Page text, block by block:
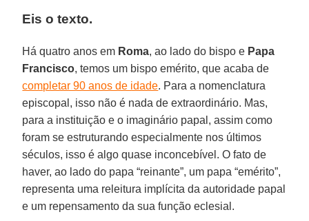
Eis o texto.
Há quatro anos em Roma, ao lado do bispo e Papa
Francisco, temos um bispo emérito, que acaba de
completar 90 anos de idade. Para a nomenclatura
episcopal, isso não é nada de extraordinário. Mas,
para a instituição e o imaginário papal, assim como
foram se estruturando especialmente nos últimos
séculos, isso é algo quase inconcebível. O fato de
haver, ao lado do papa “reinante”, um papa “emérito”,
representa uma releitura implícita da autoridade papal
e um repensamento da sua função eclesial.